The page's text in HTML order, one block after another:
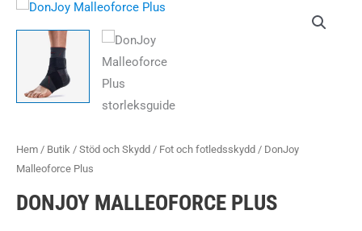
Hem / Butik / Stöd och Skydd / Fot och fotledsskydd / DonJoy
Malleoforce Plus
DONJOY MALLEOFORCE PLUS